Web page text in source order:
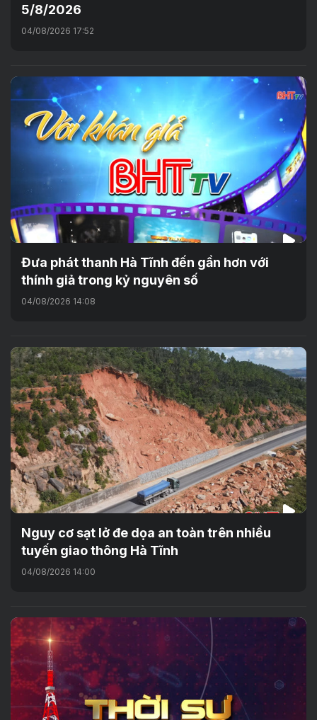
5/8/2026
04/08/2026 17:52
Đưa phát thanh Hà Tĩnh đến gần hơn với
thính giả trong kỷ nguyên số
04/08/2026 14:08
Nguy cơ sạt lở đe dọa an toàn trên nhiều
tuyến giao thông Hà Tĩnh
04/08/2026 14:00